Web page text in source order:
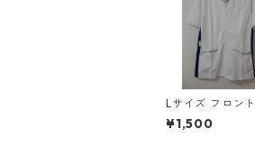
Lサイズ フロント
スナー サイド配
クラブ ホワイト×
¥1,500